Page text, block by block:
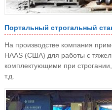
Портальный строгальный
На производстве компания
HAAS (США) для работы с
комплектующими при
т.д.